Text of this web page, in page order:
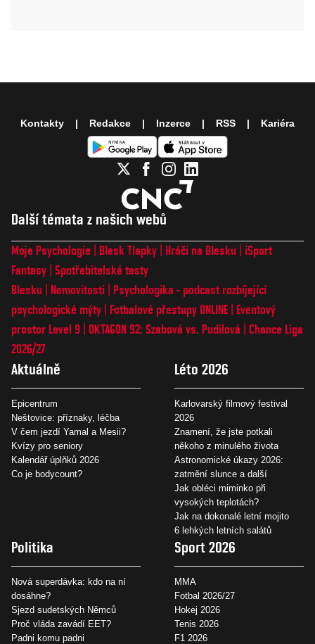
Další témata z našich webů
Moje Psychologie Blesk Tlapky Hráči na Blesku
iSport
Fantasy Spotřebitelské testy
Blesku
Nemovitosti
Psychologika - podcast rozbíjející
psychologické mýty
Fotbalové přestupy ONLINE
Eventový
prostor Level 9 OKTAGON 92: Szabová vs. Pudilová
Chance Liga
2026/27
Aktuálně
Epicentrum
Neštovice: příznaky, léčba
V čem jezdí Yamal a Mesii?
Kvízy pro seniory
Kalendář úplňků 2026
Co je bodycount?
Léto 2026
Karlovarský filmový festival
2026
Znamení, že jste potkali
někoho z minulého života
Astronomické úkazy 2026:
zatmění slunce a další
Jak obléci miminko při
vysokých teplotách?
Jak na dokonalé letní mojito
6 lehkých letních salátů
Politika
Nová superdávka: kdo na ní
dosáhne?
Sjezd sudetských Němců
Proč vláda zavádí EET?
Padni komu padni
Sport 2026
MMA
Fotbal 2026/27
Hokej 2026
Tenis 2026
F1 2026
Kontakty Redakce Inzerce RSS Kariéra